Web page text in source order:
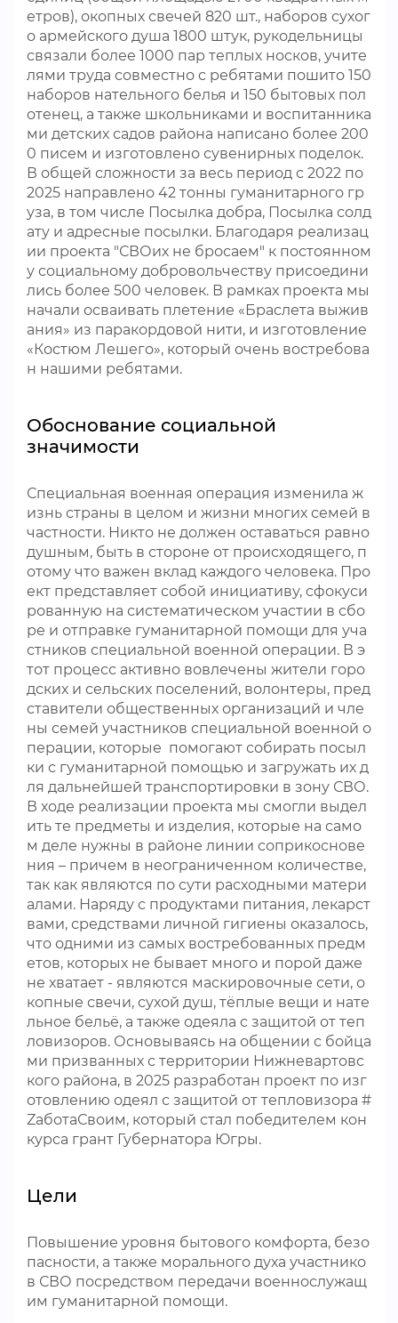
етров), окопных свечей 820 шт., наборов сухог
о армейского душа 1800 штук, рукодельницы
связали более 1000 пар теплых носков, учите
лями труда совместно с ребятами пошито 150
наборов нательного белья и 150 бытовых пол
отенец, а также школьниками и воспитанника
ми детских садов района написано более 200
0 писем и изготовлено сувенирных поделок.
В общей сложности за весь период с 2022 по
2025 направлено 42 тонны гуманитарного гр
уза, в том числе Посылка добра, Посылка солд
ату и адресные посылки. Благодаря реализац
ии проекта "СВОих не бросаем" к постоянном
у социальному добровольчеству присоедини
лись более 500 человек. В рамках проекта мы
начали осваивать плетение «Браслета выжив
ания» из паракордовой нити, и изготовление
«Костюм Лешего», который очень востребова
н нашими ребятами.
Обоснование социальной
значимости
Специальная военная операция изменила ж
изнь страны в целом и жизни многих семей в
частности. Никто не должен оставаться равно
душным, быть в стороне от происходящего, п
отому что важен вклад каждого человека. Про
ект представляет собой инициативу, сфокуси
рованную на систематическом участии в сбо
ре и отправке гуманитарной помощи для уча
стников специальной военной операции. В э
тот процесс активно вовлечены жители горо
дских и сельских поселений, волонтеры, пред
ставители общественных организаций и чле
ны семей участников специальной военной о
перации, которые помогают собирать посыл
ки с гуманитарной помощью и загружать их д
ля дальнейшей транспортировки в зону СВО.
В ходе реализации проекта мы смогли выдел
ить те предметы и изделия, которые на само
м деле нужны в районе линии соприкоснове
ния – причем в неограниченном количестве,
так как являются по сути расходными матери
алами. Наряду с продуктами питания, лекарст
вами, средствами личной гигиены оказалось,
что одними из самых востребованных предм
етов, которых не бывает много и порой даже
не хватает - являются маскировочные сети, о
копные свечи, сухой душ, тёплые вещи и нате
льное бельё, а также одеяла с защитой от теп
ловизоров. Основываясь на общении с бойца
ми призванных с территории Нижневартовс
кого района, в 2025 разработан проект по изг
отовлению одеял с защитой от тепловизора #
ZаботаСвоим, который стал победителем кон
курса грант Губернатора Югры.
Цели
Повышение уровня бытового комфорта, безо
пасности, а также морального духа участнико
в СВО посредством передачи военнослужащ
им гуманитарной помощи.